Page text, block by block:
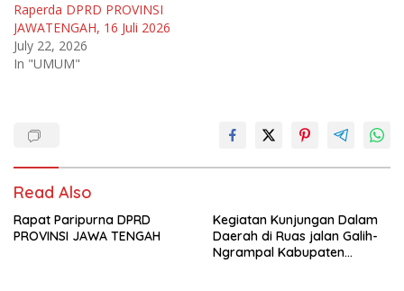
Raperda DPRD PROVINSI
JAWATENGAH, 16 Juli 2026
July 22, 2026
In "UMUM"
Read Also
Rapat Paripurna DPRD
PROVINSI JAWA TENGAH
Kegiatan Kunjungan Dalam
Daerah di Ruas jalan Galih-
Ngrampal Kabupaten